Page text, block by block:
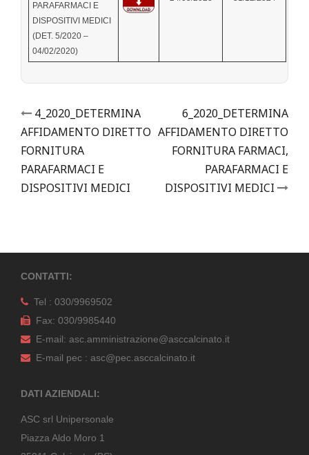
PARAFARMACI E
DISPOSITIVI MEDICI
(DET. 5/2020 –
04/02/2020)
Post
navigation
4_2020_DETERMINA
AFFIDAMENTO DIRETTO
FORNITURA
PARAFARMACI E
DISPOSITIVI MEDICI
6_2020_DETERMINA
AFFIDAMENTO DIRETTO
FORNITURA FARMACI,
PARAFARMACI E
DISPOSITIVI MEDICI
CONTATTI:
Tel : 030/9969502
Fax: 030/9985440
E-mail: asc.amministrazione@asccalcinato.it
E-mail pec : asc@pec.asccalcinato.it
DATI AZIENDALI:
ASC srl Unipersonale
Piazza Aldo Moro 1